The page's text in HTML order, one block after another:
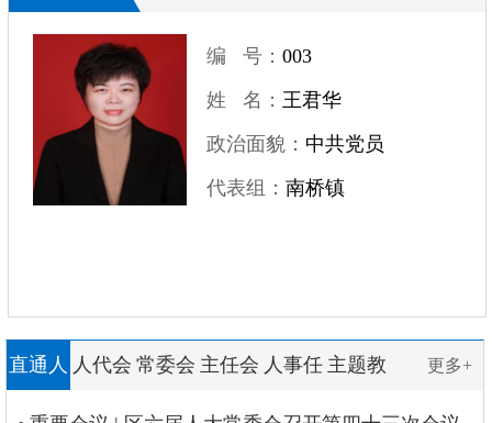
编 号：003
姓 名：王君华
政治面貌： 中共党员
代表组：南桥镇
更多+
直通人
大
人代会 常委会
会议
主任会
议
人事任
免
主题教
育